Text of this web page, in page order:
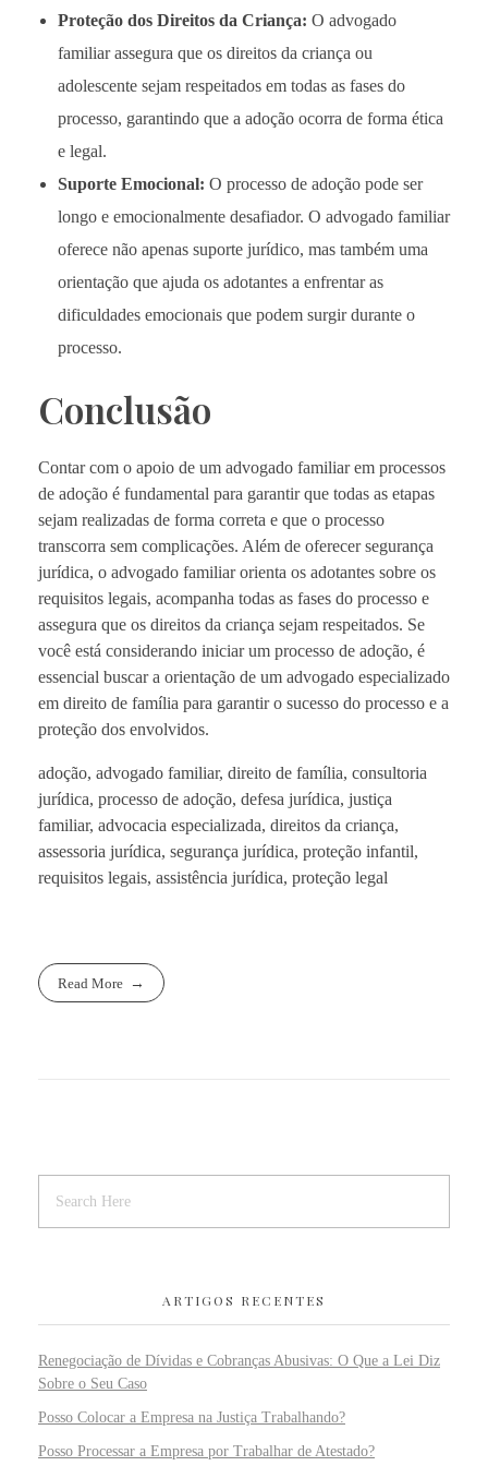
Proteção dos Direitos da Criança: O advogado
familiar assegura que os direitos da criança ou
adolescente sejam respeitados em todas as fases do
processo, garantindo que a adoção ocorra de forma ética
e legal.
Suporte Emocional: O processo de adoção pode ser
longo e emocionalmente desafiador. O advogado familiar
oferece não apenas suporte jurídico, mas também uma
orientação que ajuda os adotantes a enfrentar as
dificuldades emocionais que podem surgir durante o
processo.
Conclusão
Contar com o apoio de um advogado familiar em processos
de adoção é fundamental para garantir que todas as etapas
sejam realizadas de forma correta e que o processo
transcorra sem complicações. Além de oferecer segurança
jurídica, o advogado familiar orienta os adotantes sobre os
requisitos legais, acompanha todas as fases do processo e
assegura que os direitos da criança sejam respeitados. Se
você está considerando iniciar um processo de adoção, é
essencial buscar a orientação de um advogado especializado
em direito de família para garantir o sucesso do processo e a
proteção dos envolvidos.
adoção, advogado familiar, direito de família, consultoria
jurídica, processo de adoção, defesa jurídica, justiça
familiar, advocacia especializada, direitos da criança,
assessoria jurídica, segurança jurídica, proteção infantil,
requisitos legais, assistência jurídica, proteção legal
Read More
ARTIGOS RECENTES
Renegociação de Dívidas e Cobranças Abusivas: O Que a Lei Diz
Sobre o Seu Caso
Posso Colocar a Empresa na Justiça Trabalhando?
Posso Processar a Empresa por Trabalhar de Atestado?